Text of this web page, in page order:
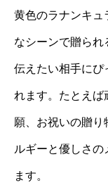
黄色のラナンキュ
なシーンで贈られ
伝えたい相手にぴ
れます。たとえば
願、お祝いの贈り
ルギーと優しさの
ます。